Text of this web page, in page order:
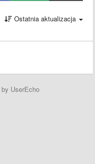
Ostatnia aktualizacja
by UserEcho